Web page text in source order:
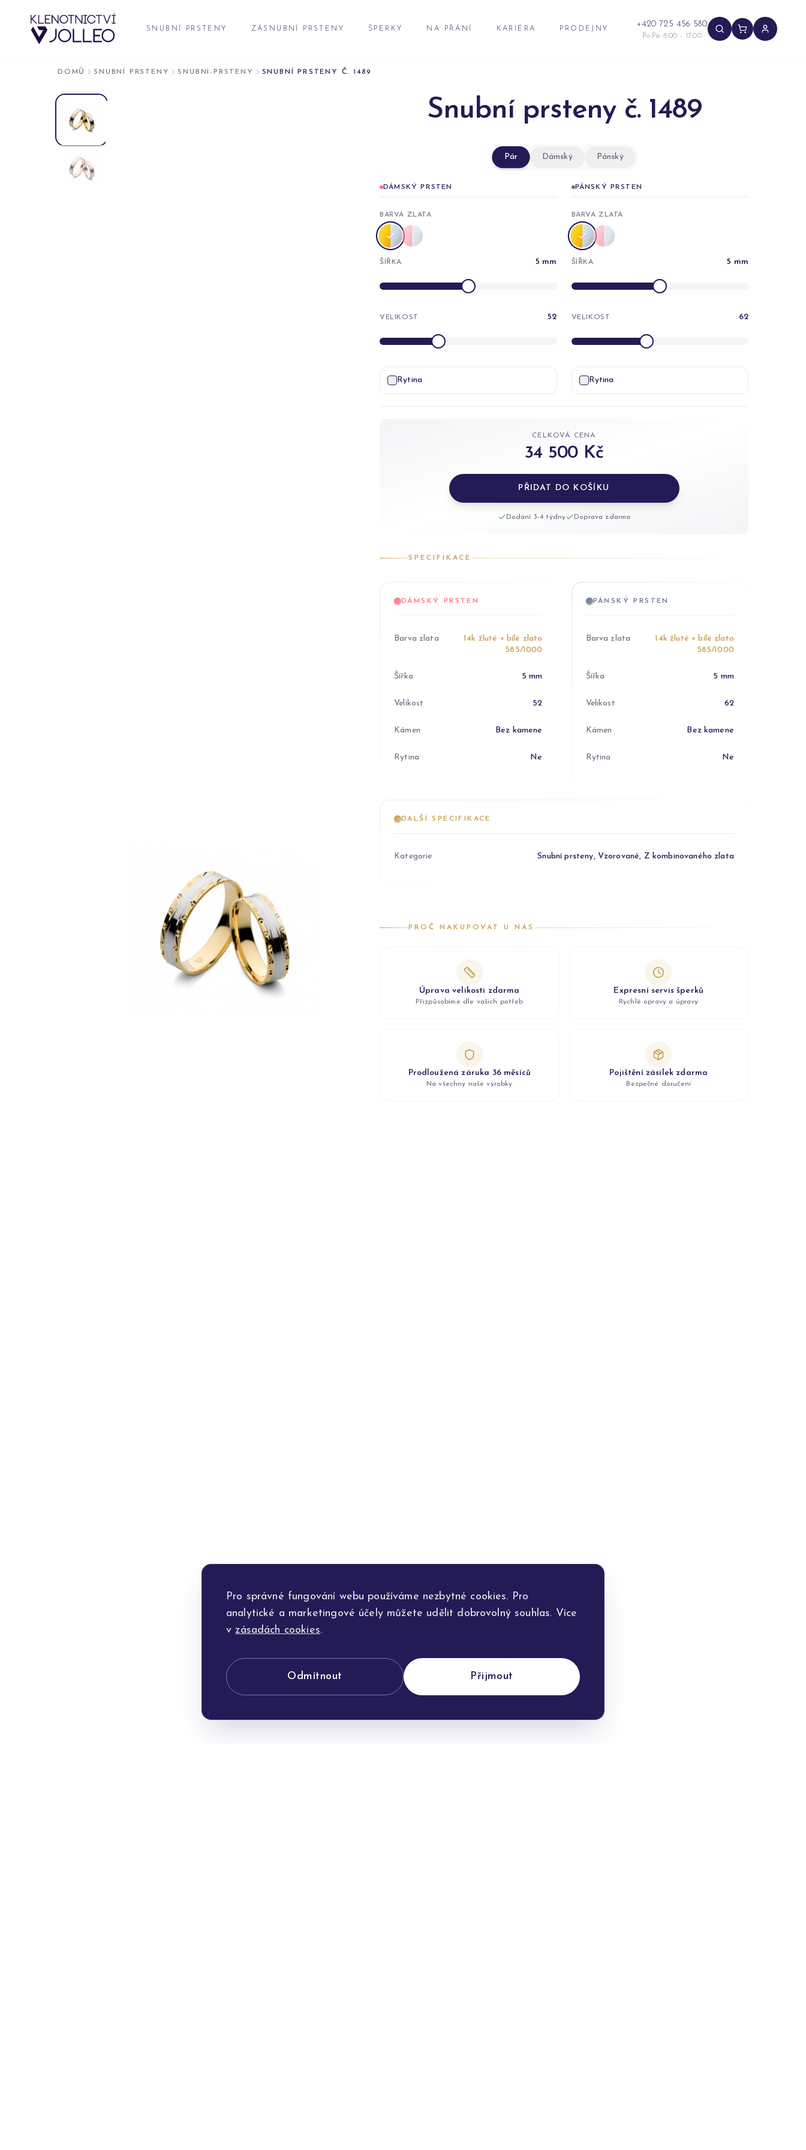
Pro správné fungování webu používáme nezbytné cookies. Pro
analytické a marketingové účely můžete udělit dobrovolný souhlas. Více
v zásadách cookies.
Odmítnout Přijmout
SNUBNÍ PRSTENY ZÁSNUBNÍ PRSTENY ŠPERKY NA PŘÁNÍ KARIÉRA PRODEJNY +420 725 456 580
Po-Pá: 8:00 - 17:00
DOMŮ SNUBNÍ PRSTENY SNUBNI-PRSTENY SNUBNÍ PRSTENY Č. 1489
Snubní prsteny č. 1489
Pár Dámský Pánský
DÁMSKÝ PRSTEN
BARVA ZLATA
ŠÍŘKA 5 mm
VELIKOST 52
Rytina
PÁNSKÝ PRSTEN
BARVA ZLATA
ŠÍŘKA 5 mm
VELIKOST 62
Rytina
CELKOVÁ CENA
34 500 Kč
PŘIDAT DO KOŠÍKU
Dodání 3-4 týdny Doprava zdarma
SPECIFIKACE
DÁMSKÝ PRSTEN
Barva zlata
14k žluté + bílé zlato
585/1000
Šířka 5 mm
Velikost 52
Kámen Bez kamene
Rytina Ne
PÁNSKÝ PRSTEN
Barva zlata
14k žluté + bílé zlato
585/1000
Šířka 5 mm
Velikost 62
Kámen Bez kamene
Rytina Ne
DALŠÍ SPECIFIKACE
Kategorie Snubní prsteny, Vzorované, Z kombinovaného zlata
PROČ NAKUPOVAT U NÁS
Úprava velikosti zdarma
Přizpůsobíme dle vašich potřeb
Expresní servis šperků
Rychlé opravy a úpravy
Prodloužená záruka 36 měsíců
Na všechny naše výrobky
Pojištění zásilek zdarma
Bezpečné doručení